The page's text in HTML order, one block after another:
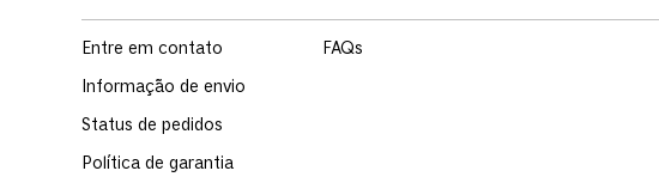
Entre em contato
Informação de envio
Status de pedidos
Política de garantia
FAQs